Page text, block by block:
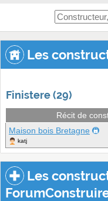
Les
Finistere (29)
Récit de
Maison bois Bretagne
katj
Les